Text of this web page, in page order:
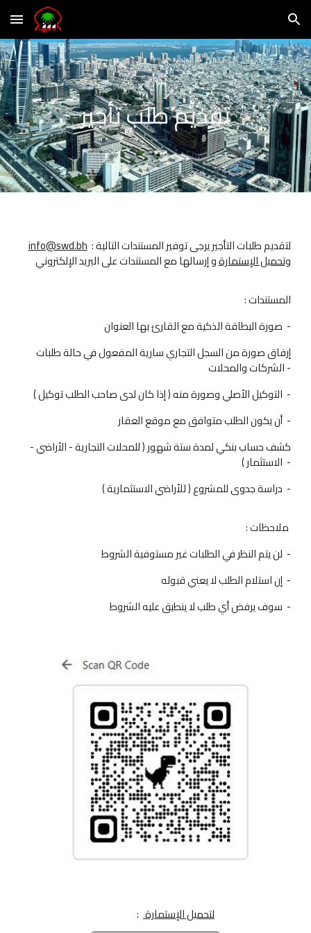
Skip to main content Skip to navigation
تقديم طلب تأجير
info@swd.bh:لتقديم طلبات التأجير يرجى توفير المستندات التالية
وتحميل الإستمارةو إرسالها مع المستندات على البريد الإلكتروني
:المستندات
صورة البطاقة الذكية مع القارئ بها العنوان -
إرفاق صورة من السجل التجاري سارية المفعول في حالة طلبات
الشركات والمحلات -
التوكيل الأصلي وصورة منه ( إذا كان لدى صاحب الطلب توكيل ) -
أن يكون الطلب متوافق مع موقع العقار -
كشف حساب بنكي لمدة ستة شهور ( للمحلات التجارية - الأراضي -
الاستثمار ) -
دراسة جدوى للمشروع ( للأراضي الاستثمارية ) -
لن يتم النظر في الطلبات غير مستوفية الشروط -
إن استلام الطلب لا يعني قبوله -
سوف يرفض أي طلب لا ينطبق عليه الشروط -
:لتحميل الإستمارة